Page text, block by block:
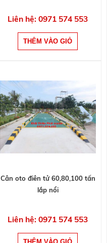
Liên hệ: 0971 574 553
Cân oto điên tử 60,80,100 tấn
lắp nổi
Liên hệ: 0971 574 553